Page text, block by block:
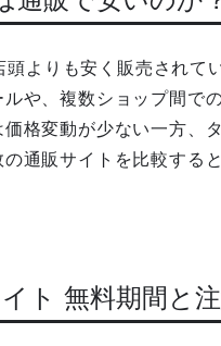
よりも安く販売されて
や、複数ショップ間で
格変動が少ない一方、
通販サイトを比較する
ト 無料期間と